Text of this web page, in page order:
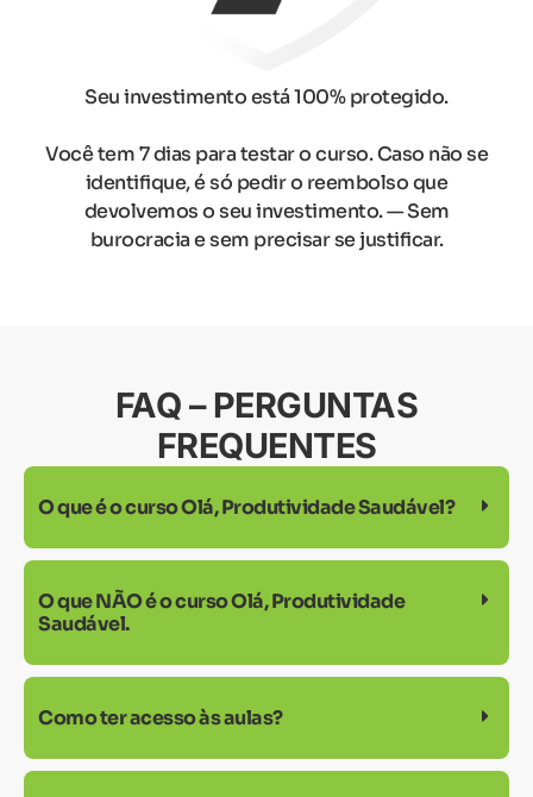
Seu investimento está 100% protegido.
Você tem 7 dias para testar o curso. Caso não se
identifique, é só pedir o reembolso que
devolvemos o seu investimento. — Sem
burocracia e sem precisar se justificar.
FAQ – PERGUNTAS
FREQUENTES
O que é o curso Olá, Produtividade Saudável?
O que NÃO é o curso Olá, Produtividade
Saudável.
Como ter acesso às aulas?